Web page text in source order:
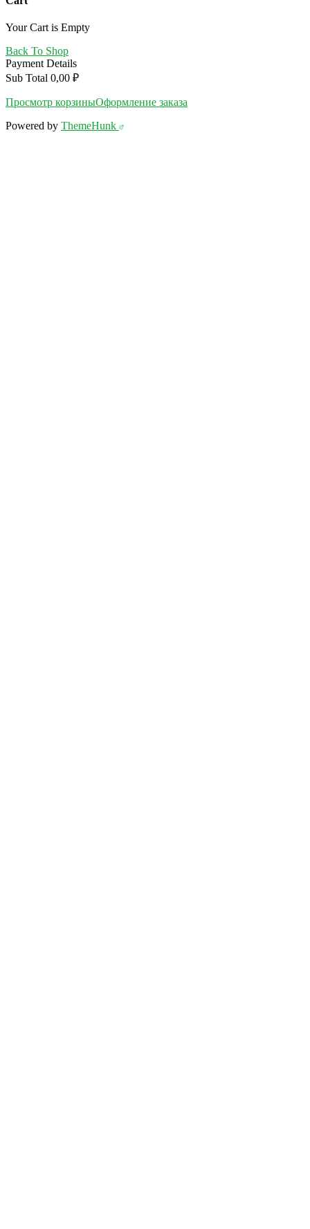
Your Cart is Empty
Back To Shop
Payment Details
Sub Total 0,00 ₽
Просмотр корзиныОформление заказа
Powered by ThemeHunk